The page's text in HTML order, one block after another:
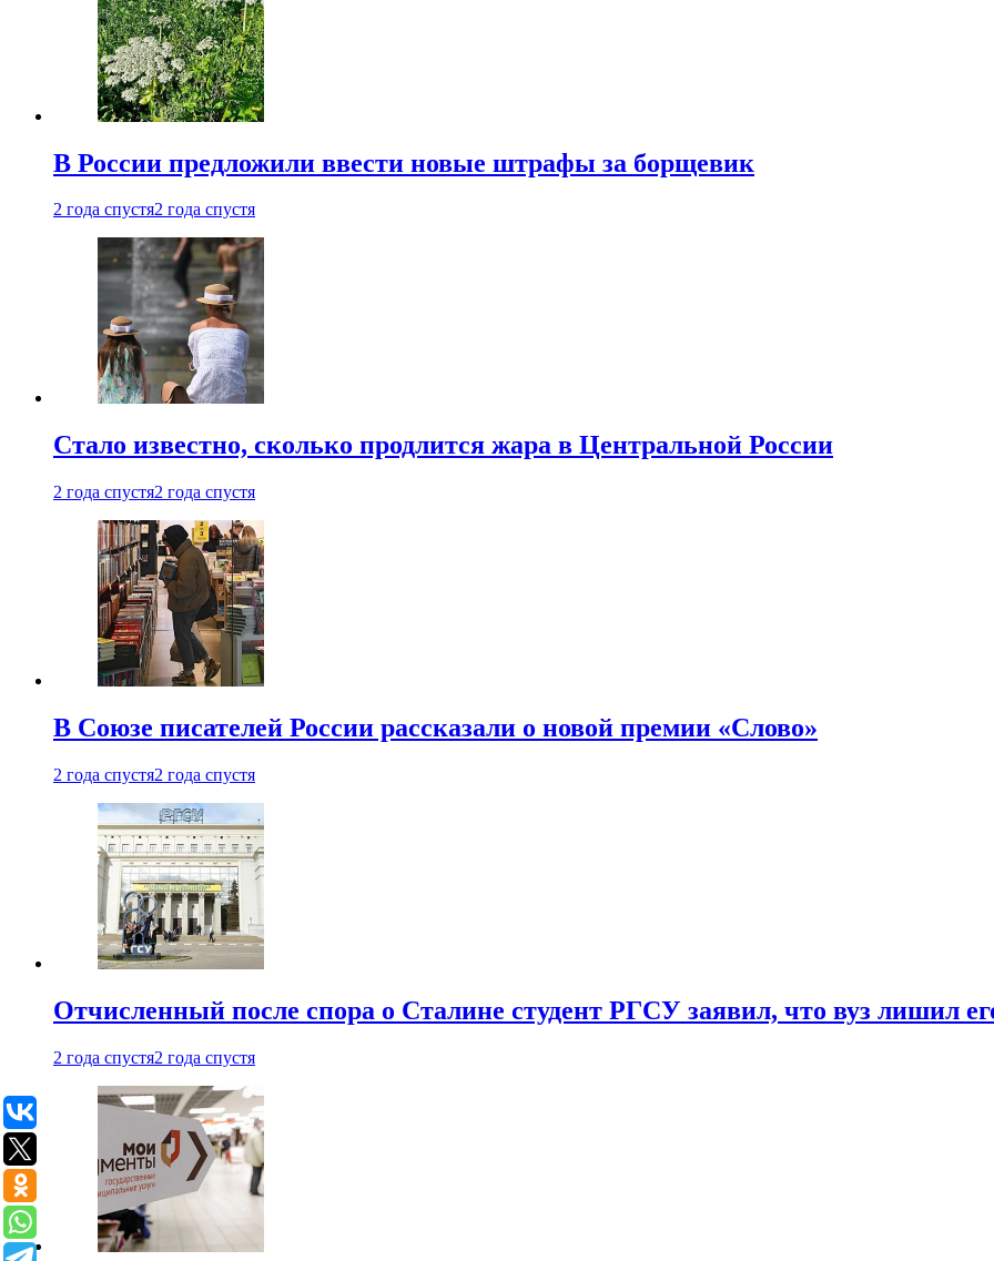
В России предложили ввести новые штрафы за борщевик
2 года спустя2 года спустя
Стало известно, сколько продлится жара в Центральной России
2 года спустя2 года спустя
В Союзе писателей России рассказали о новой премии «Слово»
2 года спустя2 года спустя
Отчисленный после спора о Сталине студент РГСУ заявил, что вуз лишил
2 года спустя2 года спустя